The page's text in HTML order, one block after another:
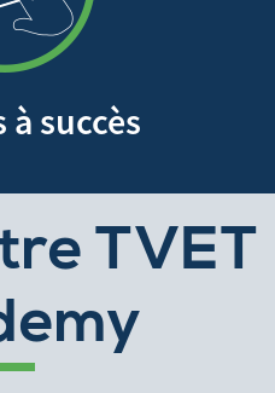
succès
TVET